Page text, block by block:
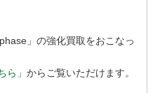
」の強化買取をおこなっ
ら」 からご覧いただけます。